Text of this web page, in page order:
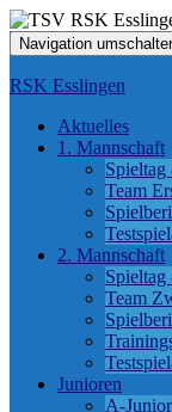
Navigation
RSK Esslingen
Aktuelles
1. Mannschaft
Team
2. Mannschaft
Team
Junioren
A-